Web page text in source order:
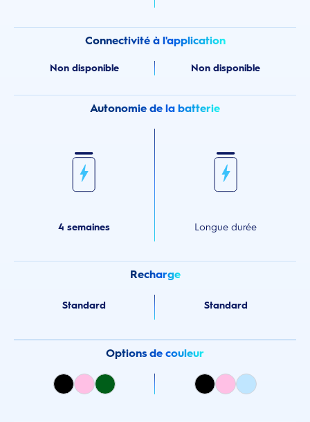
Connectivité à l'application
Non disponible Non disponible
Autonomie de la batterie
4 semaines Longue durée
Recharge
Standard Standard
Options de couleur